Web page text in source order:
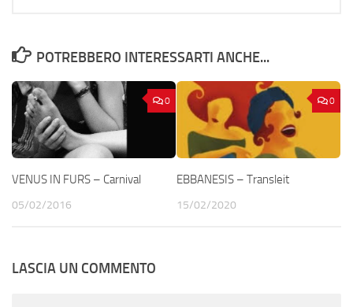
POTREBBERO INTERESSARTI ANCHE...
0
VENUS IN FURS – Carnival
05/02/2016
0
EBBANESIS – Transleit
15/02/2020
LASCIA UN COMMENTO